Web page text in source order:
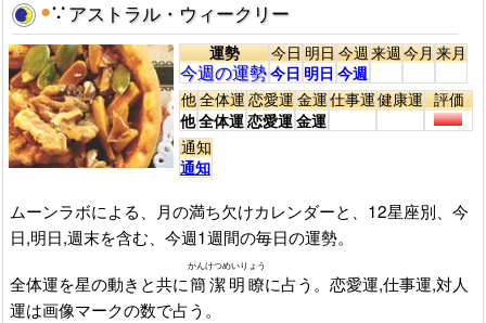
●∵ アストラル・ウィークリー
運勢
今週の運勢
今日
今日
明日
明日
今週
今週
来週今月来月
他
他
全体運
全体運
恋愛運
恋愛運
金運
金運
仕事運健康運 評価
通知
通知
ムーンラボによる、月の満ち欠けカレンダーと、12星座別、今
日,明日,週末を含む、今週1週間の毎日の運勢。
全体運を星の動きと共に簡潔明瞭
かんけつめいりょう
に占う。恋愛運,仕事運,対人
運は画像マークの数で占う。